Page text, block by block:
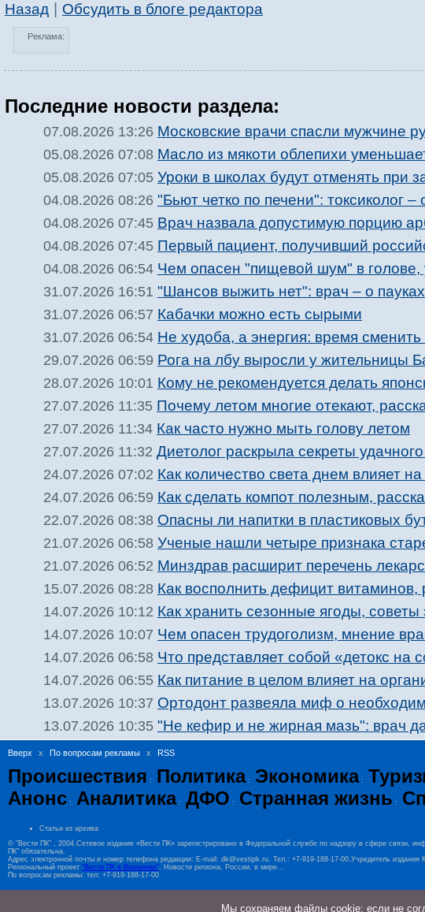
Назад Обсудить в блоге редактора
Реклама:
Последние новости раздела:
07.08.2026 13:26 Московские врачи спасли мужчине
05.08.2026 07:08 Масло из мякоти облепихи
05.08.2026 07:05 Уроки в школах будут отменять при
04.08.2026 08:26 "Бьют четко по печени": токсиколог
04.08.2026 07:45 Врач назвала допустимую порцию
04.08.2026 07:45 Первый пациент, получивший
04.08.2026 06:54 Чем опасен "пищевой шум" в голове,
31.07.2026 16:51 "Шансов выжить нет": врач – о
31.07.2026 06:57 Кабачки можно есть сырыми
31.07.2026 06:54 Не худоба, а энергия: время
29.07.2026 06:59 Рога на лбу выросли у жительницы
28.07.2026 10:01 Кому не рекомендуется делать
27.07.2026 11:35 Почему летом многие отекают,
27.07.2026 11:34 Как часто нужно мыть голову летом
27.07.2026 11:32 Диетолог раскрыла секреты
24.07.2026 07:02 Как количество света днем влияет
24.07.2026 06:59 Как сделать компот полезным,
22.07.2026 08:38 Опасны ли напитки в пластиковых
21.07.2026 06:58 Ученые нашли четыре признака
21.07.2026 06:52 Минздрав расширит перечень
15.07.2026 08:28 Как восполнить дефицит витаминов,
14.07.2026 10:12 Как хранить сезонные ягоды, советы
14.07.2026 10:07 Чем опасен трудоголизм, мнение
14.07.2026 06:58 Что представляет собой «детокс на
14.07.2026 06:55 Как питание в целом влияет на
13.07.2026 10:37 Ортодонт развеяла миф о
13.07.2026 10:35 "Не кефир и не жирная мазь": врач
Вверх x По вопросам рекламы x RSS
Происшествия : Политика: Экономика:
Анонс : Аналитика: ДФО : Странная жизнь :
Статьи из архива
© "Вести ПК" , 2004.Сетевое издание «Вести ПК» зарегистрировано в Федеральной службе по надзору в сфере связи,
ПК" обязательна.
Адрес электронной почты и номер телефона редакции: E-mail: dk@vestipk.ru. Тел.: +7-919-188-17-00.Учредитель
Региональный проект "Вести ПК в Воронеже". Новости региона, России, в мире...
По вопросам рекламы: тел: +7-919-188-17-00
Мы cохраняем файлы cookie: если не